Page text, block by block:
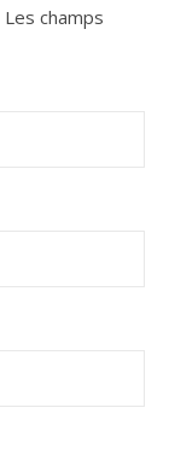
Les champs